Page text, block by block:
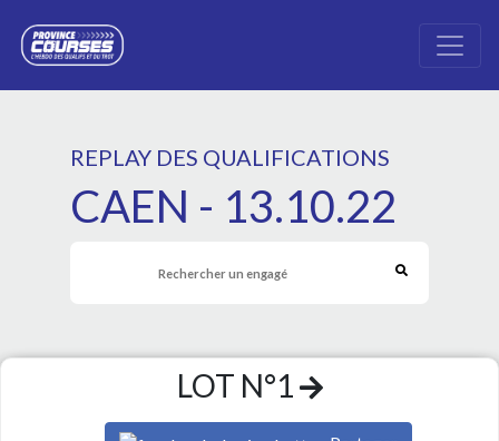
REPLAY DES QUALIFICATIONS
CAEN - 13.10.22
LOT N°1